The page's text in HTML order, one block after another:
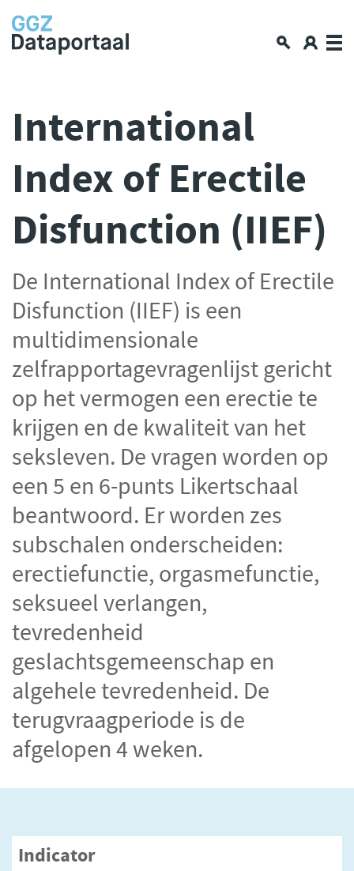
Openbare GGZ-cijfers
Spiegelinformatie
Workshop
GGZ Data blogs
Lerende netwerken
Nieuws en interviews
Data en privacy
Aan de slag met data delen
CGTp Check
Contact
International
Index of Erectile
Disfunction (IIEF)
De International Index of Erectile
Disfunction (IIEF) is een
multidimensionale
zelfrapportagevragenlijst gericht
op het vermogen een erectie te
krijgen en de kwaliteit van het
seksleven. De vragen worden op
een 5 en 6-punts Likertschaal
beantwoord. Er worden zes
subschalen onderscheiden:
erectiefunctie, orgasmefunctie,
seksueel verlangen,
tevredenheid
geslachtsgemeenschap en
algehele tevredenheid. De
terugvraagperiode is de
afgelopen 4 weken.
Indicator